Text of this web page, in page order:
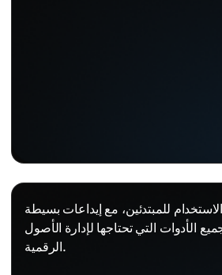
للمبتدئين، مع إيداعات بسيطة
الأدوات التي تحتاجها لإدارة الأصول
الرقمية.